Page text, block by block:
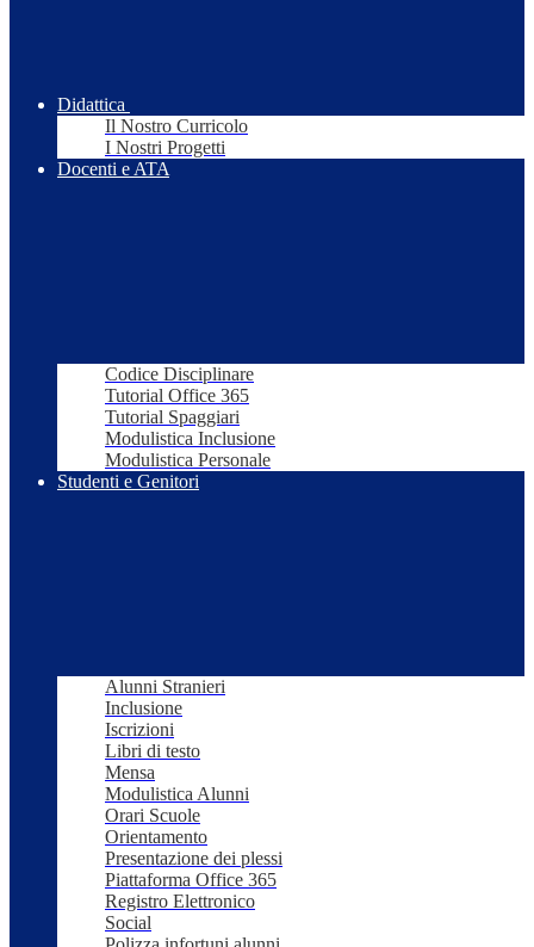
Didattica
Il Nostro Curricolo
I Nostri Progetti
Docenti e ATA
Codice Disciplinare
Tutorial Office 365
Tutorial Spaggiari
Modulistica Inclusione
Modulistica Personale
Studenti e Genitori
Alunni Stranieri
Inclusione
Iscrizioni
Libri di testo
Mensa
Modulistica Alunni
Orari Scuole
Orientamento
Presentazione dei plessi
Piattaforma Office 365
Registro Elettronico
Social